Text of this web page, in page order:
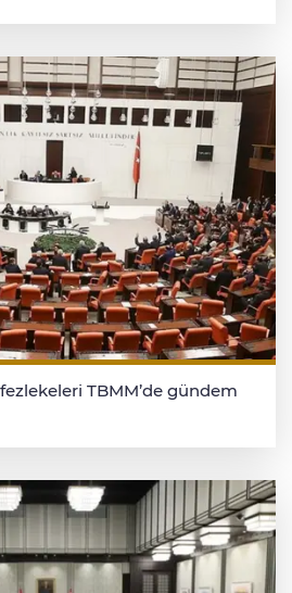
TBMM’de gündem